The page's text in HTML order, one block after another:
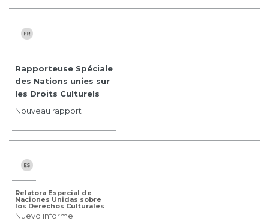
Rapporteuse Spéciale
des Nations unies sur
les Droits Culturels
Nouveau rapport
Relatora Especial de
Naciones Unidas sobre
los Derechos Culturales
Nuevo informe